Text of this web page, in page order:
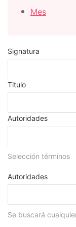
Mes
Signatura
Titulo
Autoridades
Selección términos
Autoridades
Se buscará